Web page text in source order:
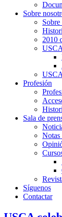
Sobre
Sobre
2010
Profesión
Sala de
Notas
Síguenos
Contactar